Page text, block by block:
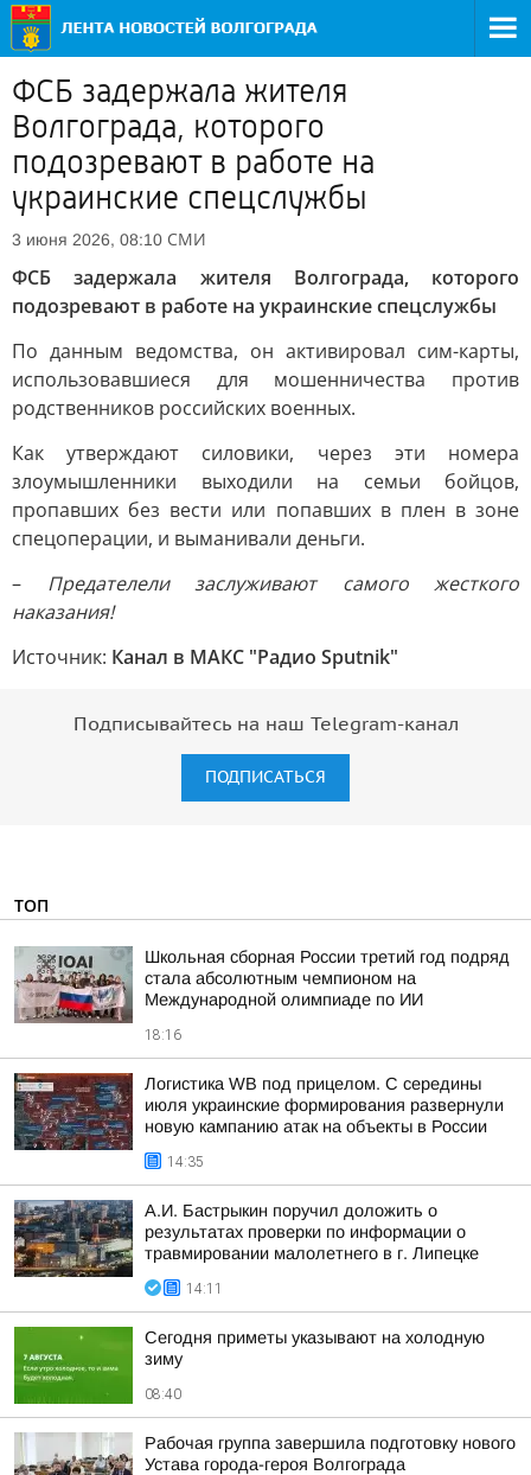
ФСБ задержала жителя
Волгограда, которого
подозревают в работе на
украинские спецслужбы
3 июня 2026, 08:10 СМИ
ФСБ задержала жителя Волгограда, которого
подозревают в работе на украинские спецслужбы
По данным ведомства, он активировал сим-карты,
использовавшиеся для мошенничества против
родственников российских военных.
Как утверждают силовики, через эти номера
злоумышленники выходили на семьи бойцов,
пропавших без вести или попавших в плен в зоне
спецоперации, и выманивали деньги.
– Предателели заслуживают самого жесткого
наказания!
Источник: Канал в МАКС "Радио Sputnik"
Подписывайтесь на наш Telegram-канал
ПОДПИСАТЬСЯ
ТОП
Школьная сборная России третий год подряд
стала абсолютным чемпионом на
Международной олимпиаде по ИИ
18:16
Логистика WB под прицелом. С середины
июля украинские формирования развернули
новую кампанию атак на объекты в России
14:35
А.И. Бастрыкин поручил доложить о
результатах проверки по информации о
травмировании малолетнего в г. Липецке
14:11
Сегодня приметы указывают на холодную
зиму
08:40
Рабочая группа завершила подготовку нового
Устава города-героя Волгограда